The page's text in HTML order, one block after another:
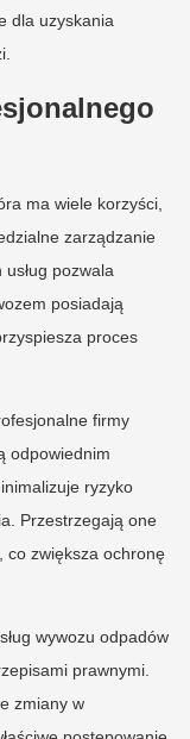
dla uzyskania
ma wiele korzyści,
zarządzanie
pozwala
posiadają
proces
firmy
odpowiednim
ryzyko
Przestrzegają one
co zwiększa ochronę
wywozu odpadów
prawnymi.
zmiany w